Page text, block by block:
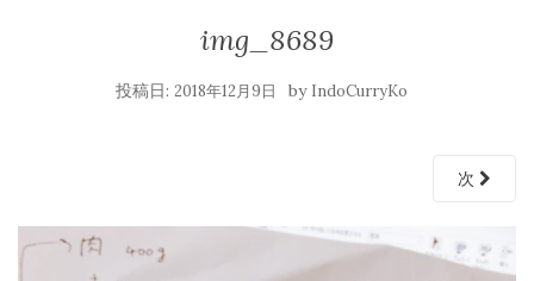
img_8689
投稿日: 2018年12月9日 by IndoCurryKo
次